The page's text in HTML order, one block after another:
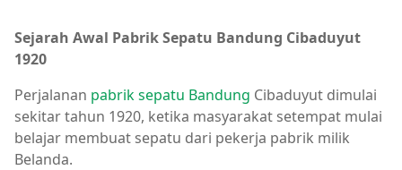
Sejarah Awal Pabrik Sepatu Bandung Cibaduyut
1920
Perjalanan pabrik sepatu Bandung Cibaduyut dimulai
sekitar tahun 1920, ketika masyarakat setempat mulai
belajar membuat sepatu dari pekerja pabrik milik
Belanda.